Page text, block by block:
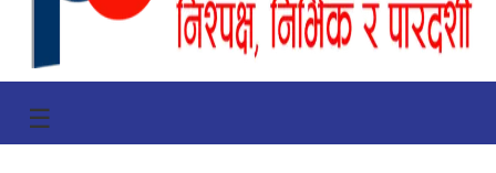
गृहपृष्ठ
भिडियो
☰